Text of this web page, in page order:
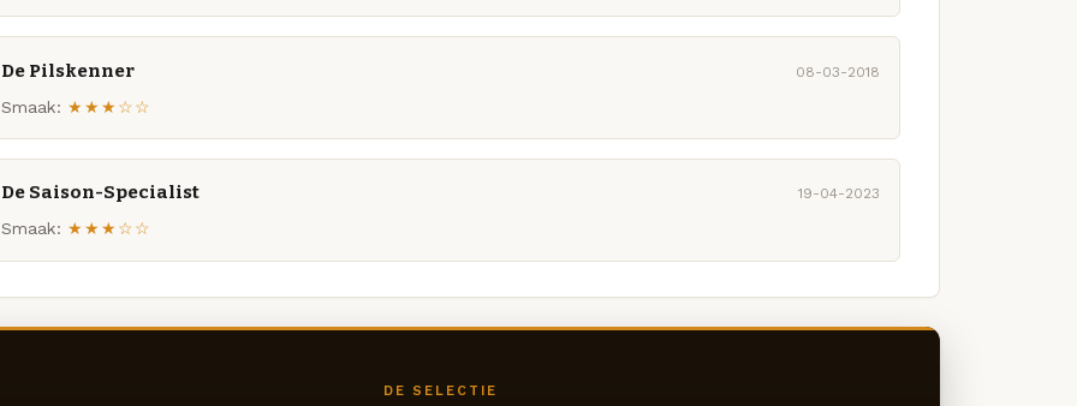
De Pilskenner 08-03-2018
Smaak: ★★★☆☆
De Saison-Specialist 19-04-2023
Smaak: ★★★☆☆
DE SELECTIE